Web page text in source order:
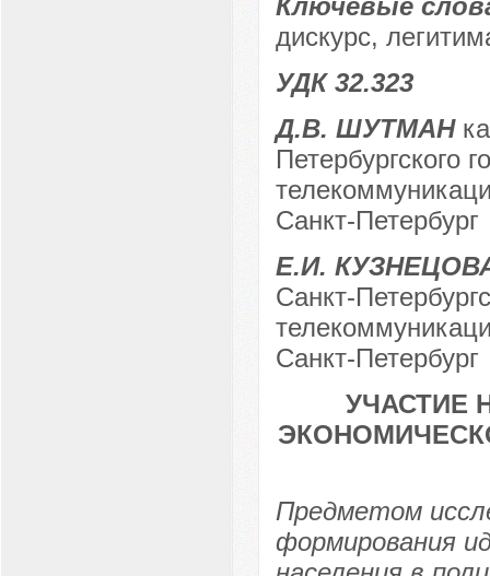
Ключевые
дискурс,
УДК 32.323
Д.В. ШУТМАН
Петербургского
Санкт-Петербург
Е.И.
Санкт-
Санкт-Петербург
УЧАСТИЕ
Предметом
формирования